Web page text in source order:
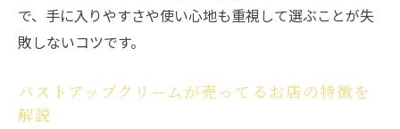
ットとは
バストアップクリーム市販安い商品の魅力
バストアップクリームドンキ売り場で注目
で、手に入りやすさや使い心地も重視して選ぶことが失
敗しないコツです。
バストアップクリームが売ってるお店の特徴を
解説